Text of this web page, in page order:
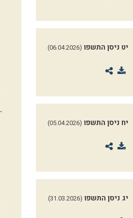
יט ניסן התשפו (06.04.2026)
יח ניסן התשפו (05.04.2026)
יג ניסן התשפו (31.03.2026)